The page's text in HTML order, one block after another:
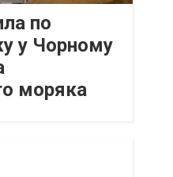
по
у Чорному
моряка